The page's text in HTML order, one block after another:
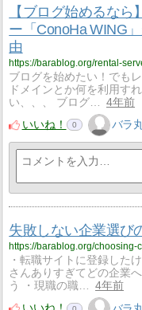
【ブログ始めるな
ー「ConoHa WING
由
https://barablog.org/rental-
ブログを始めたい！でも
ドメインとか何を利用す
い、、、 ブログ…
4年前
いいね！
0 バラ
失敗しない企業選び
https://barablog.org/choosing-
・転職サイトに登録した
さんありすぎてどの企業
う ・現職の職…
4年前